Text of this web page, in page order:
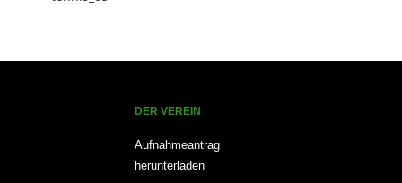
DER VEREIN
Aufnahmeantrag
herunterladen